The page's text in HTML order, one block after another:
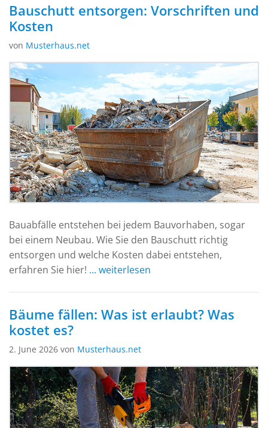
Bauschutt entsorgen: Vorschriften und
Kosten
von Musterhaus.net
Bauabfälle entstehen bei jedem Bauvorhaben, sogar
bei einem Neubau. Wie Sie den Bauschutt richtig
entsorgen und welche Kosten dabei entstehen,
erfahren Sie hier! ... weiterlesen
Bäume fällen: Was ist erlaubt? Was
kostet es?
2. June 2026 von Musterhaus.net